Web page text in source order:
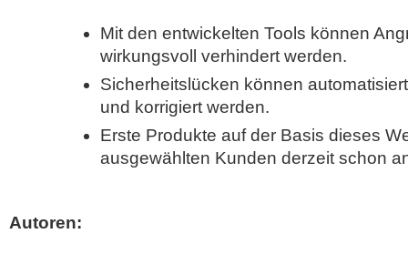
Mit den entwickelten Tools können
wirkungsvoll verhindert werden.
Sicherheitslücken können
und korrigiert werden.
Erste Produkte auf der Basis dieses
ausgewählten Kunden derzeit schon
Autoren: